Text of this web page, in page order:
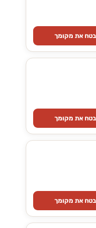
את מקומך
את מקומך
את מקומך